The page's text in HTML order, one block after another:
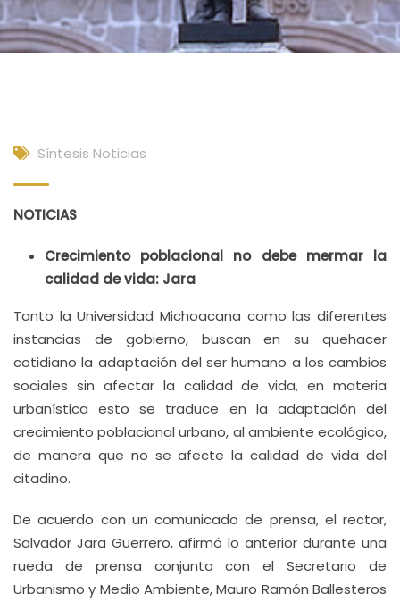
Síntesis Noticias
NOTICIAS
Crecimiento poblacional no debe mermar la
calidad de vida: Jara
Tanto la Universidad Michoacana como las diferentes
instancias de gobierno, buscan en su quehacer
cotidiano la adaptación del ser humano a los cambios
sociales sin afectar la calidad de vida, en materia
urbanística esto se traduce en la adaptación del
crecimiento poblacional urbano, al ambiente ecológico,
de manera que no se afecte la calidad de vida del
citadino.
De acuerdo con un comunicado de prensa, el rector,
Salvador Jara Guerrero, afirmó lo anterior durante una
rueda de prensa conjunta con el Secretario de
Urbanismo y Medio Ambiente, Mauro Ramón Ballesteros